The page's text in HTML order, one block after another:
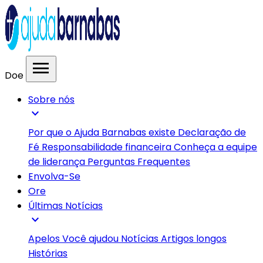
Doe menu
Sobre nós
expand_more
Por que o Ajuda Barnabas existe Declaração de
Fé Responsabilidade financeiraConheça a equipe
de liderança Perguntas Frequentes
Envolva-Se
Ore
Últimas Notícias
expand_more
ApelosVocê ajudou NotíciasArtigos longos
Histórias